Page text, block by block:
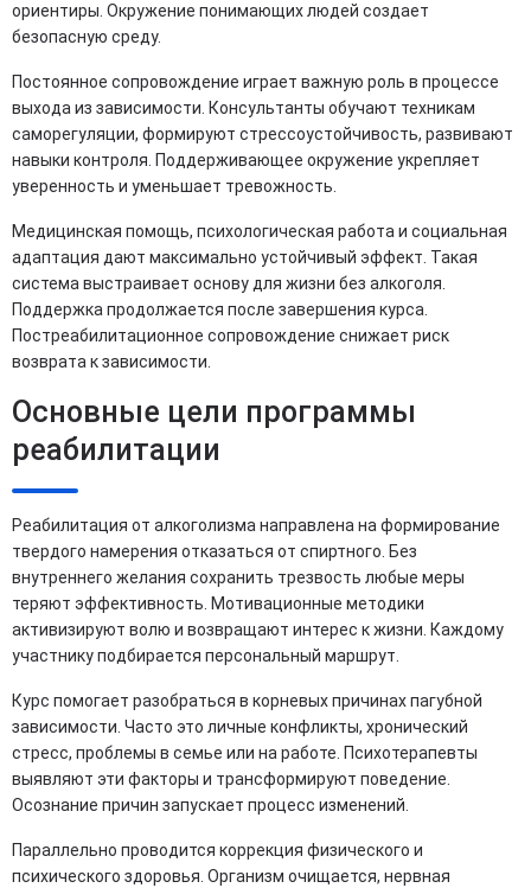
ориентиры. Окружение понимающих людей создает
безопасную среду.
Постоянное сопровождение играет важную роль в процессе
выхода из зависимости. Консультанты обучают техникам
саморегуляции, формируют стрессоустойчивость, развивают
навыки контроля. Поддерживающее окружение укрепляет
уверенность и уменьшает тревожность.
Медицинская помощь, психологическая работа и социальная
адаптация дают максимально устойчивый эффект. Такая
система выстраивает основу для жизни без алкоголя.
Поддержка продолжается после завершения курса.
Постреабилитационное сопровождение снижает риск
возврата к зависимости.
Основные цели программы
реабилитации
Реабилитация от алкоголизма направлена на формирование
твердого намерения отказаться от спиртного. Без
внутреннего желания сохранить трезвость любые меры
теряют эффективность. Мотивационные методики
активизируют волю и возвращают интерес к жизни. Каждому
участнику подбирается персональный маршрут.
Курс помогает разобраться в корневых причинах пагубной
зависимости. Часто это личные конфликты, хронический
стресс, проблемы в семье или на работе. Психотерапевты
выявляют эти факторы и трансформируют поведение.
Осознание причин запускает процесс изменений.
Параллельно проводится коррекция физического и
психического здоровья. Организм очищается, нервная